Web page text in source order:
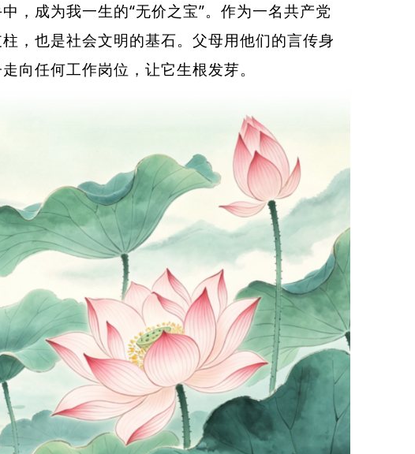
成为我一生的“无价之宝”。作为一名共产党
，也是社会文明的基石。父母用他们的言传身
向任何工作岗位，让它生根发芽。